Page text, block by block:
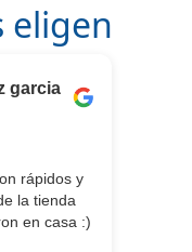
eligen
garcia
rápidos y
la tienda
en casa :)